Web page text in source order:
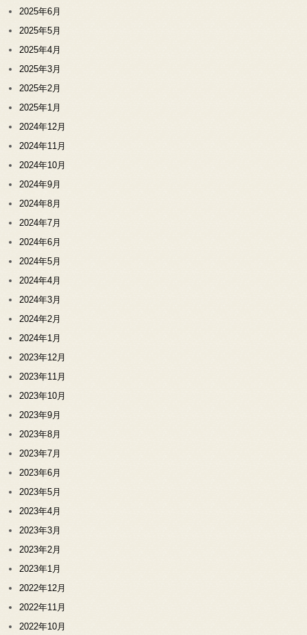
2025年6月
2025年5月
2025年4月
2025年3月
2025年2月
2025年1月
2024年12月
2024年11月
2024年10月
2024年9月
2024年8月
2024年7月
2024年6月
2024年5月
2024年4月
2024年3月
2024年2月
2024年1月
2023年12月
2023年11月
2023年10月
2023年9月
2023年8月
2023年7月
2023年6月
2023年5月
2023年4月
2023年3月
2023年2月
2023年1月
2022年12月
2022年11月
2022年10月